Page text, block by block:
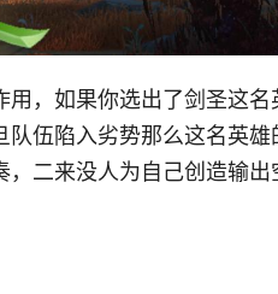
，如果你选出了剑圣这
伍陷入劣势那么这名英
二来没人为自己创造输